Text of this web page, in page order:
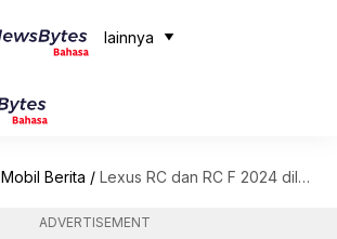
lainnya
Mobil Berita / Lexus RC dan RC F 2024 diluncurkan dengan pembaruan halus
ADVERTISEMENT